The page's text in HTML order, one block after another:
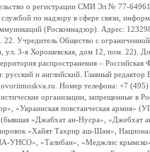
о регистрации СМИ Эл № 77-
по надзору в сфере связи,
(Роскомнадзор). Адрес:
Учредитель Общество с ограниченной
3-я Хорошевская, дом 12, пом. 22).
распространения – Российская
русский и английский. Главный редактор
Номер телефона: +7
организации, запрещенные в
«Украинская повстанческая армия»
«Джабхат ан-Нусра», «Джебхат
«Хайят Тахрир аш-Шам»,
УНСО», «Талибан», «Меджлис крымско-